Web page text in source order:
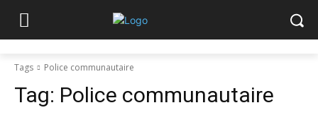
Tags Police communautaire
Tag: Police communautaire